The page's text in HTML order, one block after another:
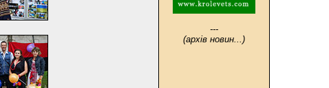
---
(архів новин...)